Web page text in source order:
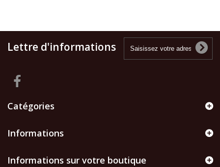
Lettre d'informations
Catégories
Informations
Informations sur votre boutique